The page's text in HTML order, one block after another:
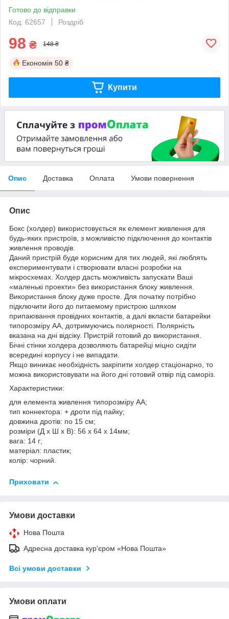
Готово до відправки
Код: 62657
Роздріб
98 ₴ 148 ₴
Економія 50 ₴
Купити
Опис Доставка Оплата Умови повернення
Опис
Бокс (холдер) використовується як елемент живлення для
будь-яких пристроїв, з можливістю підключення до контактів
живлення проводів.
Даний пристрій буде корисним для тих людей, які люблять
експериментувати і створювати власні розробки на
мікросхемах. Холдер дасть можливість запускати Ваші
«маленькі проекти» без використання блоку живлення.
Використання блоку дуже просте. Для початку потрібно
підключити його до питаемому пристрою шляхом
припаювання провідних контактів, а далі вкласти батарейки
типорозміру AA, дотримуючись полярності. Полярність
вказана на дні відсіку. Пристрій готовий до використання.
Бічні стінки холдера дозволяють батарейці міцно сидіти
всередині корпусу і не випадати.
Якщо виникає необхідність закріпити холдер стаціонарно, то
можна використовувати на його дні готовий отвір під саморіз.
Характеристики:
для елемента живлення типорозміру AA;
тип коннектора: + дроти під пайку;
довжина дротів: по 15 см;
розміри (Д х Ш х В): 56 х 64 х 14мм;
вага: 14 г;
матеріал: пластик;
колір: чорний.
Приховати
Умови доставки
Нова Пошта
Адресна доставка кур'єром «Нова Пошта»
Всі умови доставки
Умови оплати